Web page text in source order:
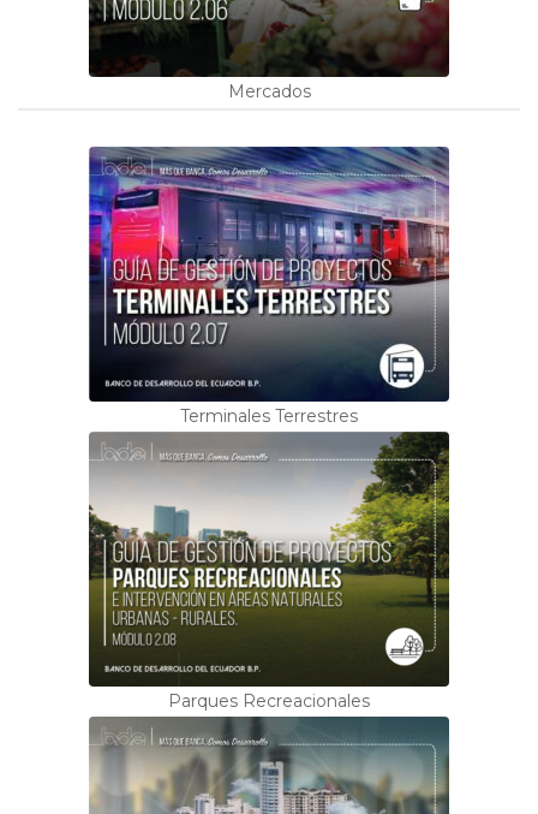
Mercados
Terminales Terrestres
Parques Recreacionales